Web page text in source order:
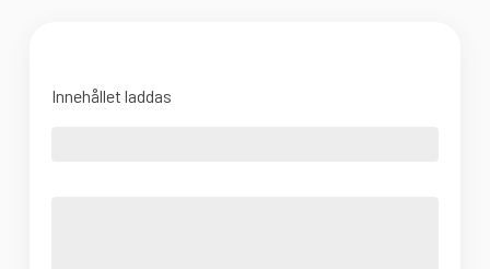
Innehållet laddas